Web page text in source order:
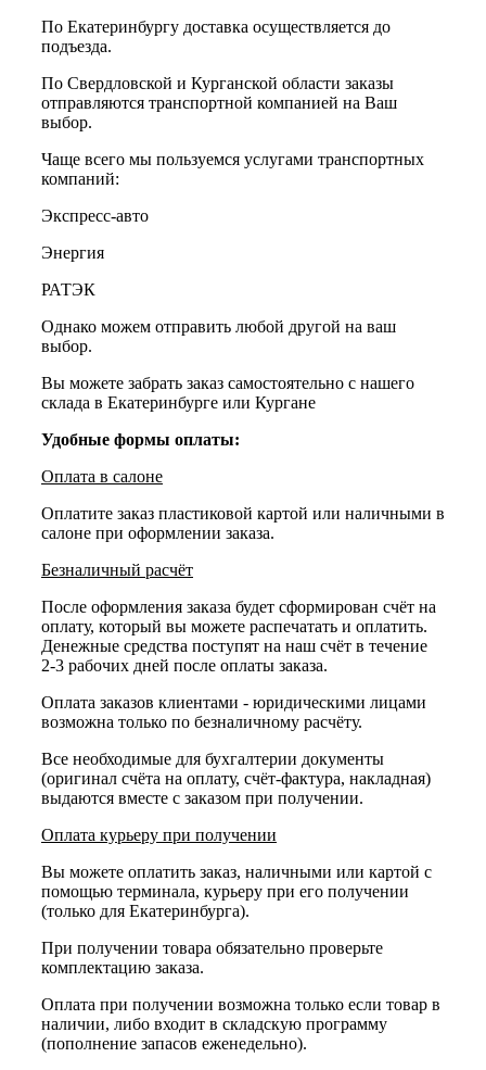
По Екатеринбургу доставка осуществляется до
подъезда.
По Свердловской и Курганской области заказы
отправляются транспортной компанией на Ваш
выбор.
Чаще всего мы пользуемся услугами транспортных
компаний:
Экспресс-авто
Энергия
РАТЭК
Однако можем отправить любой другой на ваш
выбор.
Вы можете забрать заказ самостоятельно с нашего
склада в Екатеринбурге или Кургане
Удобные формы оплаты:
Оплата в салоне
Оплатите заказ пластиковой картой или наличными в
салоне при оформлении заказа.
Безналичный расчёт
После оформления заказа будет сформирован счёт на
оплату, который вы можете распечатать и оплатить.
Денежные средства поступят на наш счёт в течение
2-3 рабочих дней после оплаты заказа.
Оплата заказов клиентами - юридическими лицами
возможна только по безналичному расчёту.
Все необходимые для бухгалтерии документы
(оригинал счёта на оплату, счёт-фактура, накладная)
выдаются вместе с заказом при получении.
Оплата курьеру при получении
Вы можете оплатить заказ, наличными или картой с
помощью терминала, курьеру при его получении
(только для Екатеринбурга).
При получении товара обязательно проверьте
комплектацию заказа.
Оплата при получении возможна только если товар в
наличии, либо входит в складскую программу
(пополнение запасов еженедельно).